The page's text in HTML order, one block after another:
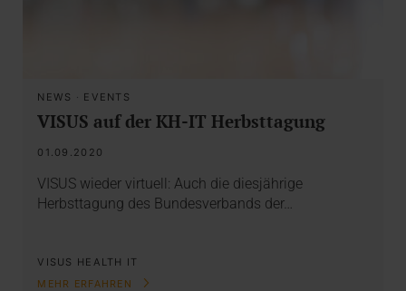
NEWS · EVENTS
VISUS auf der KH-IT Herbsttagung
01.09.2020
VISUS wieder virtuell: Auch die diesjährige
Herbsttagung des Bundesverbands der…
VISUS HEALTH IT
MEHR ERFAHREN